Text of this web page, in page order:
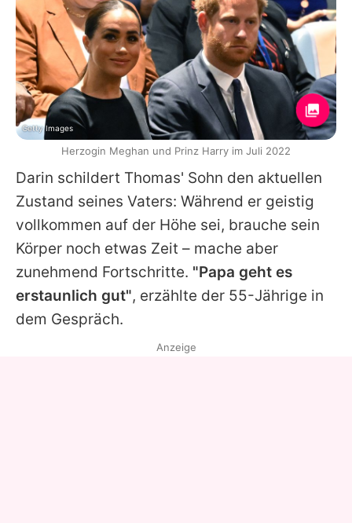
Darin schildert Thomas' Sohn den aktuellen
Zustand seines Vaters: Während er geistig
vollkommen auf der Höhe sei, brauche sein
Körper noch etwas Zeit – mache aber
zunehmend Fortschritte. "Papa geht es
erstaunlich gut", erzählte der 55-Jährige in
dem Gespräch.
Getty Images
Herzogin Meghan und Prinz Harry im Juli 2022
Anzeige